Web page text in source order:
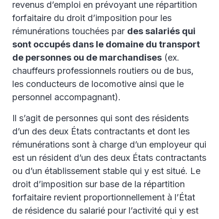
revenus d’emploi en prévoyant une répartition
forfaitaire du droit d’imposition pour les
rémunérations touchées par des salariés qui
sont occupés dans le domaine du transport
de personnes ou de marchandises (ex.
chauffeurs professionnels routiers ou de bus,
les conducteurs de locomotive ainsi que le
personnel accompagnant).
Il s’agit de personnes qui sont des résidents
d’un des deux États contractants et dont les
rémunérations sont à charge d’un employeur qui
est un résident d’un des deux États contractants
ou d’un établissement stable qui y est situé. Le
droit d’imposition sur base de la répartition
forfaitaire revient proportionnellement à l’État
de résidence du salarié pour l’activité qui y est